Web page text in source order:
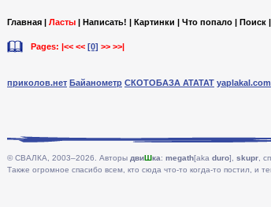
Главная | Ласты | Написать! | Картинки | Что попало | Поиск |
Pages: |<< << [0] >> >>|
приколов.нет Байанометр СКОТОБАЗА АТАТАТ yaplakal.com
© СВАЛКА, 2003–2026. Авторы двиШка: megath[aka duro], skupr ,
Также огромное спасибо всем, кто сюда что-то когда-то постил, и